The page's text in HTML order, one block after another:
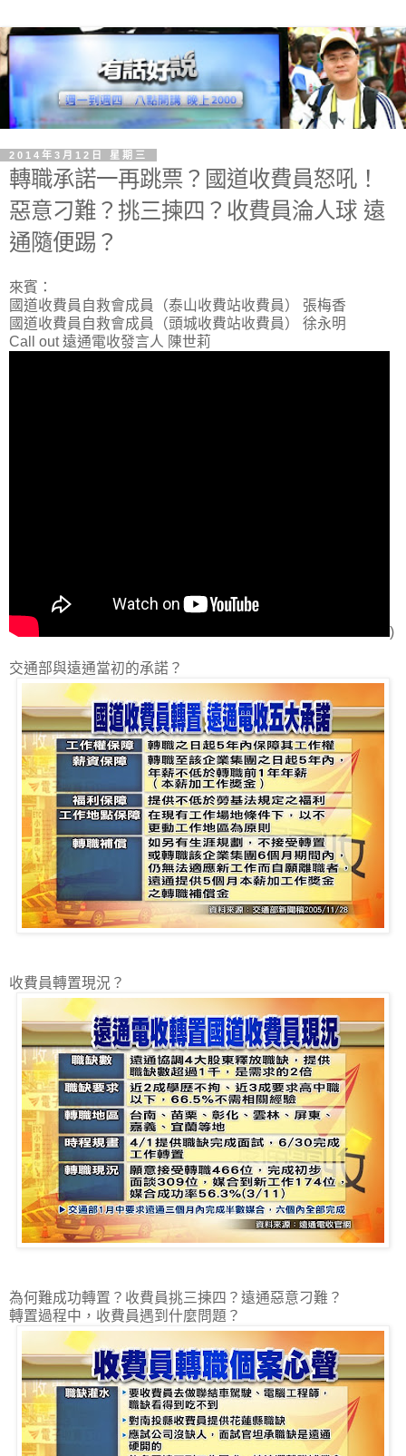
2014年3月12日 星期三
轉職承諾一再跳票？國道收費員怒吼！
惡意刁難？挑三揀四？收費員淪人球 遠
通隨便踢？
來賓：
國道收費員自救會成員（泰山收費站收費員） 張梅香
國道收費員自救會成員（頭城收費站收費員） 徐永明
Call out 遠通電收發言人 陳世莉
)
交通部與遠通當初的承諾？
收費員轉置現況？
為何難成功轉置？收費員挑三揀四？遠通惡意刁難？
轉置過程中，收費員遇到什麼問題？